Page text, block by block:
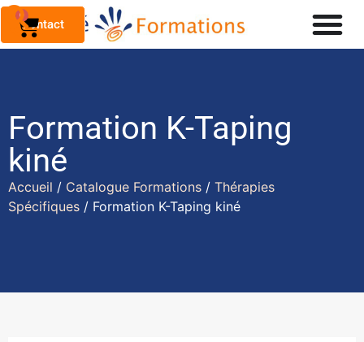
Contact
0
Formation K-Taping
kiné
Accueil / Catalogue Formations / Thérapies
Spécifiques / Formation K-Taping kiné